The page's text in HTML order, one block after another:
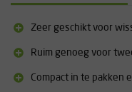
Capaciteit: 2 personen
Gewicht inclusief
Vloeroppervlak: 2,95 m²
Max. binnententhoogte:
Zeer geschikt voor
Ruim genoeg voor
Compact in te pakken